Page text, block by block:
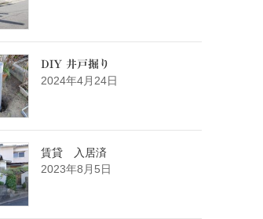
DIY 井戸掘り
2024年4月24日
賃貸 入居済
2023年8月5日